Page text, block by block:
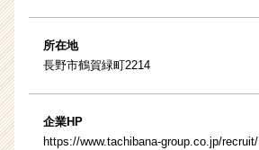
所在地
長野市鶴賀緑町2214
企業HP
https://www.tachibana-group.co.jp/recruit/